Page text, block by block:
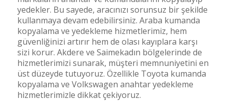
yedekler. Bu sayede, aracınızı sorunsuz bir şekilde
kullanmaya devam edebilirsiniz. Araba kumanda
kopyalama ve yedekleme hizmetlerimiz, hem
güvenliğinizi artırır hem de olası kayıplara karşı
sizi korur. Akdere ve Saimekadın bölgelerinde de
hizmetlerimizi sunarak, müşteri memnuniyetini en
üst düzeyde tutuyoruz. Özellikle Toyota kumanda
kopyalama ve Volkswagen anahtar yedekleme
hizmetlerimizle dikkat çekiyoruz.